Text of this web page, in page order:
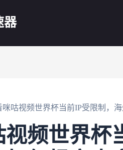
器
咪咕视频世界杯当前IP受限制，
频世界杯